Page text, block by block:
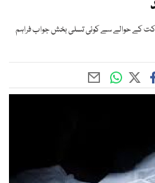
کے حوالے سے کوئی تسلی بخش جواب فراہم